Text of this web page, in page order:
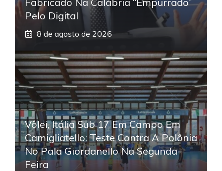
Pelo Digital
8 de agosto de 2026
Vôlei, Itália Sub 17 Em Campo Em
Camigliatello: Teste Contra A Polônia
No Pala Giordanello Na Segunda-
Feira